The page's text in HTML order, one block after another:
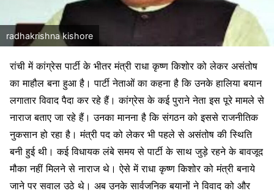
radhakrishna kishore
रांची में कांग्रेस पार्टी के भीतर मंत्री राधा कृष्ण किशोर को लेकर असंतोष
का माहौल बना हुआ है। पार्टी नेताओं का कहना है कि उनके हालिया बयान
लगातार विवाद पैदा कर रहे हैं। कांग्रेस के कई पुराने नेता इस पूरे मामले से
नाराज बताए जा रहे हैं। उनका मानना है कि संगठन को इससे राजनीतिक
नुकसान हो रहा है। मंत्री पद को लेकर भी पहले से असंतोष की स्थिति
बनी हुई थी। कई विधायक लंबे समय से पार्टी के साथ जुड़े रहने के बावजूद
मौका नहीं मिलने से नाराज थे। ऐसे में राधा कृष्ण किशोर को मंत्री बनाये
जाने पर सवाल उठे थे। अब उनके सार्वजनिक बयानों ने विवाद को और